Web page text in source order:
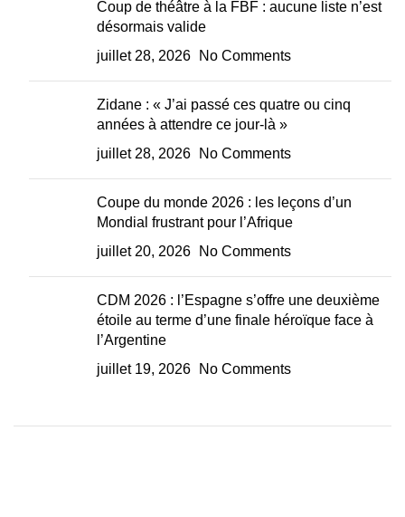
Coup de théâtre à la FBF : aucune liste n’est
désormais valide
juillet 28, 2026
No Comments
Zidane : « J’ai passé ces quatre ou cinq
années à attendre ce jour-là »
juillet 28, 2026
No Comments
Coupe du monde 2026 : les leçons d’un
Mondial frustrant pour l’Afrique
juillet 20, 2026
No Comments
CDM 2026 : l’Espagne s’offre une deuxième
étoile au terme d’une finale héroïque face à
l’Argentine
juillet 19, 2026
No Comments